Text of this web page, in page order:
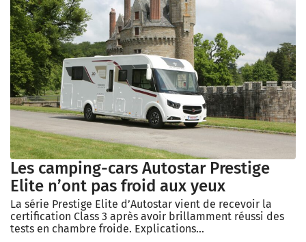
Les camping-cars Autostar Prestige
Elite n’ont pas froid aux yeux
La série Prestige Elite d’Autostar vient de recevoir la
certification Class 3 après avoir brillamment réussi des
tests en chambre froide. Explications...